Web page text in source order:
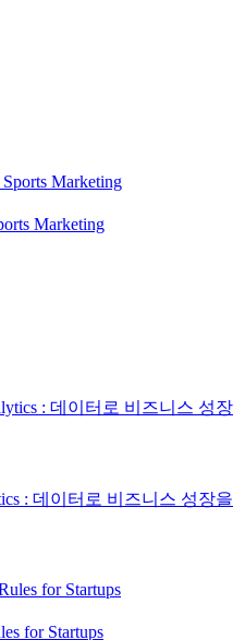
Marketing
: 데이터로 비즈니스 성장을
for Startups